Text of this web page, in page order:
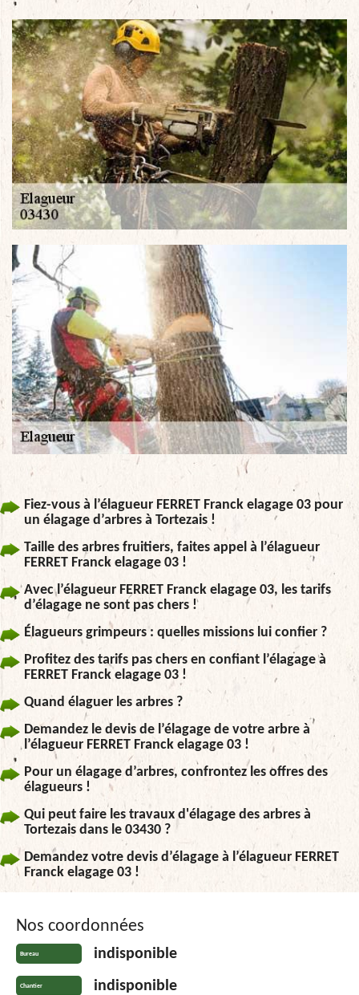
Fiez-vous à l’élagueur FERRET Franck elagage 03 pour
un élagage d’arbres à Tortezais !
Taille des arbres fruitiers, faites appel à l’élagueur
FERRET Franck elagage 03 !
Avec l’élagueur FERRET Franck elagage 03, les tarifs
d’élagage ne sont pas chers !
Élagueurs grimpeurs : quelles missions lui confier ?
Profitez des tarifs pas chers en confiant l’élagage à
FERRET Franck elagage 03 !
Quand élaguer les arbres ?
Demandez le devis de l’élagage de votre arbre à
l’élagueur FERRET Franck elagage 03 !
Pour un élagage d’arbres, confrontez les offres des
élagueurs !
Qui peut faire les travaux d'élagage des arbres à
Tortezais dans le 03430 ?
Demandez votre devis d’élagage à l’élagueur FERRET
Franck elagage 03 !
Nos coordonnées
Bureau indisponible
Chantier indisponible